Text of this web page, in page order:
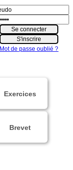
Mot de passe oublié ?
Exercices
Brevet